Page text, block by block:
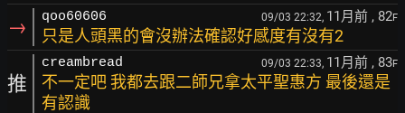
→ qoo60606 09/03 22:32, 11月前 , 82F
只是人頭黑的會沒辦法確認好感度有沒有2
推
creambread 09/03 22:33, 11月前 , 83F
不一定吧 我都去跟二師兄拿太平聖惠方 最後還是
有認識